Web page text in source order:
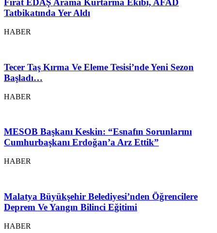
Fırat EDAŞ Arama Kurtarma Ekibi, AFAD
Tatbikatında Yer Aldı
HABER
Tecer Taş Kırma Ve Eleme Tesisi’nde Yeni Sezon
Başladı…
HABER
MESOB Başkanı Keskin: “Esnafın Sorunlarını
Cumhurbaşkanı Erdoğan’a Arz Ettik”
HABER
Malatya Büyükşehir Belediyesi’nden Öğrencilere
Deprem Ve Yangın Bilinci Eğitimi
HABER